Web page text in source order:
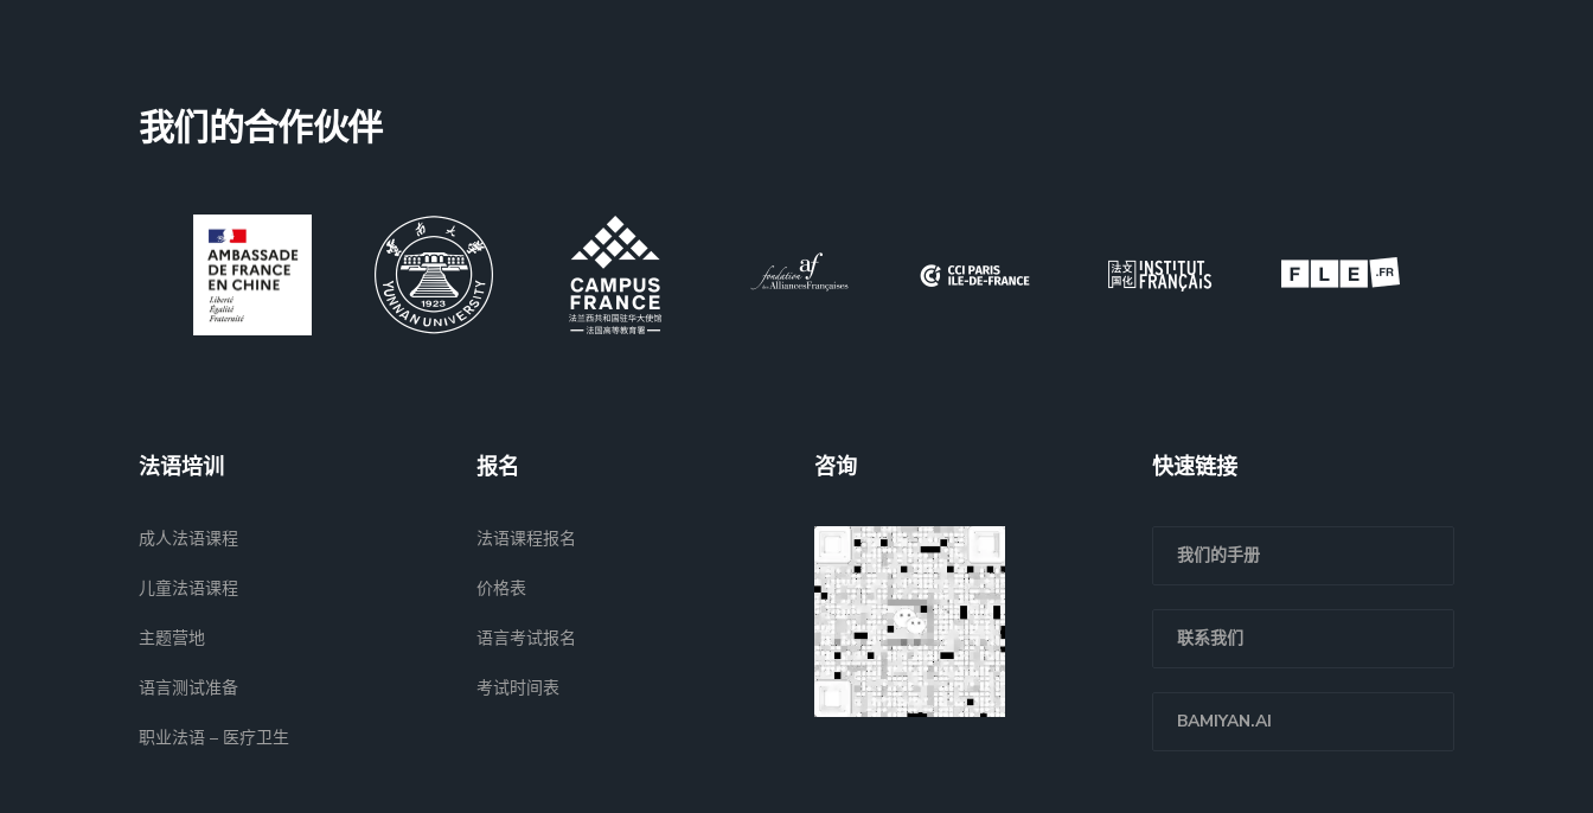
我们的合作伙伴
法语培训
成人法语课程
儿童法语课程
主题营地
语言测试准备
职业法语 – 医疗卫生
报名
法语课程报名
价格表
语言考试报名
考试时间表
咨询 快速链接
我们的手册
联系我们
BAMIYAN.AI